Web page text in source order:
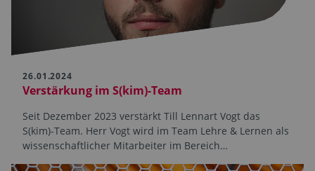
26.01.2024
Verstärkung im S(kim)-Team
Seit Dezember 2023 verstärkt Till Lennart Vogt das
S(kim)-Team. Herr Vogt wird im Team Lehre & Lernen als
wissenschaftlicher Mitarbeiter im Bereich…